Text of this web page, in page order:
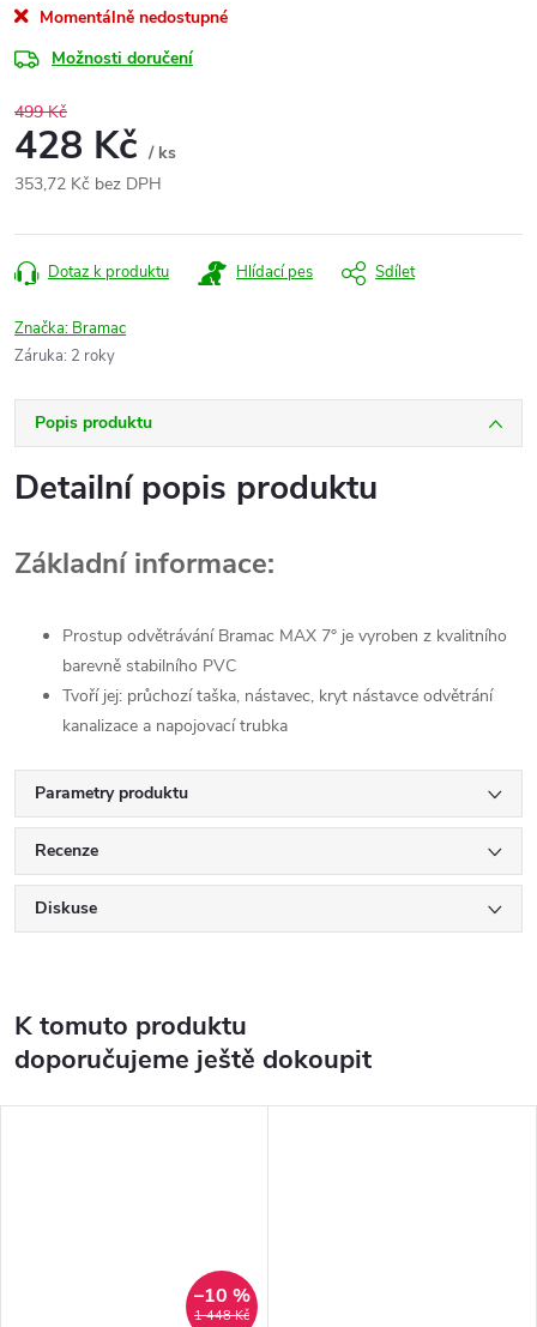
Momentálně nedostupné
Možnosti doručení
499 Kč
428 Kč / ks
353,72 Kč bez DPH
cena:
Dotaz k produktu Hlídací pes Sdílet
Značka: Bramac
Záruka: 2 roky
Popis produktu
Detailní popis produktu
Základní informace:
Prostup odvětrávání Bramac MAX 7° je vyroben z kvalitního
barevně stabilního PVC
Tvoří jej: průchozí taška, nástavec, kryt nástavce odvětrání
kanalizace a napojovací trubka
Parametry produktu
Recenze
Diskuse
K tomuto produktu
doporučujeme ještě dokoupit
1 448 Kč
–10 %